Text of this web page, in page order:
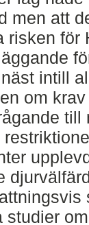
men att
risken för
intill
om
till
studier